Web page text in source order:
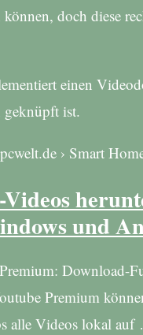
können, doch diese
einen
ist.
› Smart
und
Download-
Premium
alle Videos lokal